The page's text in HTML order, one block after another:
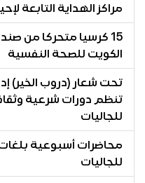
مراكز الهداية التابعة
15 كرسيا متحركا من
الكويت للصحة النفسية
تحت شعار (دروب الخير)
تنظم دورات شرعية
للجاليات
محاضرات أسبوعية بلغات
للجاليات